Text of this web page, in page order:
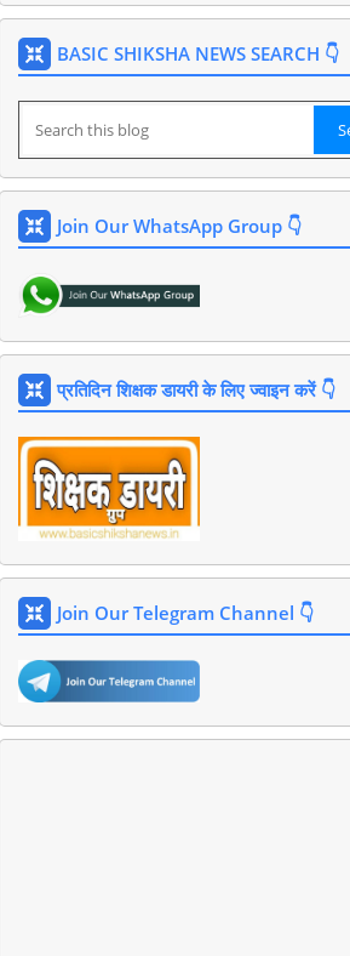
BASIC SHIKSHA NEWS SEARCH 👇
Join Our WhatsApp Group 👇
प्रतिदिन शिक्षक डायरी के लिए ज्वाइन करें 👇
Join Our Telegram Channel 👇